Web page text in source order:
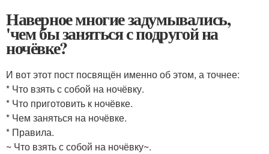
Наверное многие задумывались,
'чем бы заняться с подругой на
ночёвке?
И вот этот пост посвящён именно об этом, а точнее:
* Что взять с собой на ночёвку.
* Что приготовить к ночёвке.
* Чем заняться на ночёвке.
* Правила.
~ Что взять с собой на ночёвку~.